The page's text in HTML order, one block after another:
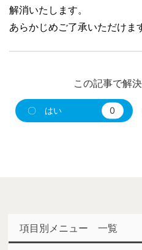
解消いたします。
あらかじめご了承いただけま
この記事で解
〇 はい 0
項目別メニュー 一覧